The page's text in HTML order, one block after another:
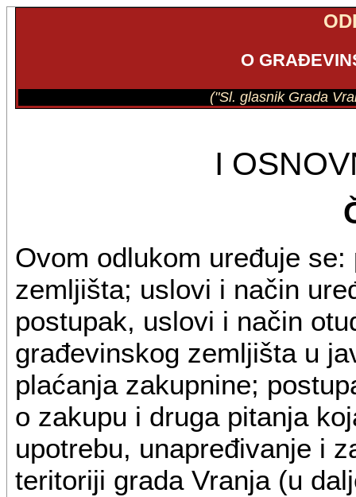
O
("Sl. glasnik Grada
I
Ovom odlukom uređuje
zemljišta; uslovi i način
postupak, uslovi i način
građevinskog zemljišta u
plaćanja zakupnine;
o zakupu i druga pitanja
upotrebu, unapređivanje i
teritoriji grada Vranja (u